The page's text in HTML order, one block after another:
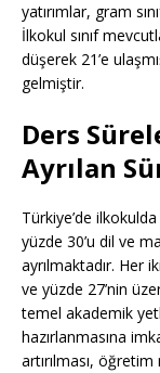
yatırımlar, gram
İlkokul sınıf
düşerek 21’e
gelmiştir.
Ders
Ayrılan
Türkiye’de
yüzde 30’u dil ve
ayrılmaktadır. Her
ve yüzde 27’nin
temel akademik
hazırlanmasına
artırılması,